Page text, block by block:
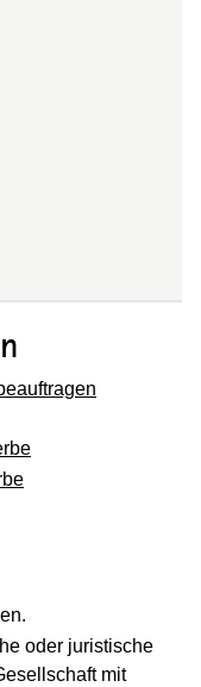
oder juristische
mit